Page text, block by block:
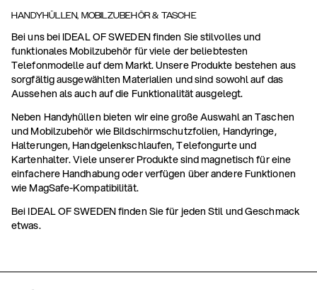
HANDYHÜLLEN, MOBILZUBEHÖR & TASCHE
Bei uns bei IDEAL OF SWEDEN finden Sie stilvolles und
funktionales Mobilzubehör für viele der beliebtesten
Telefonmodelle auf dem Markt. Unsere Produkte bestehen aus
sorgfältig ausgewählten Materialien und sind sowohl auf das
Aussehen als auch auf die Funktionalität ausgelegt.
Neben Handyhüllen bieten wir eine große Auswahl an Taschen
und Mobilzubehör wie Bildschirmschutzfolien, Handyringe,
Halterungen, Handgelenkschlaufen, Telefongurte und
Kartenhalter. Viele unserer Produkte sind magnetisch für eine
einfachere Handhabung oder verfügen über andere Funktionen
wie MagSafe-Kompatibilität.
Bei IDEAL OF SWEDEN finden Sie für jeden Stil und Geschmack
etwas.